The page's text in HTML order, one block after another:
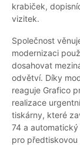
krabiček,
vizitek.
Společnost
modernizaci
dosahovat
odvětví. Díky
reaguje Grafico
realizace
tiskárny, které
74 a
pro předtiskovou